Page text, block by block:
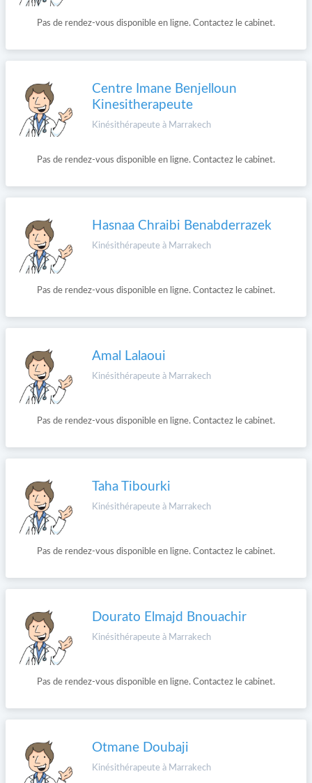
Pas de rendez-vous disponible en ligne. Contactez le cabinet.
Centre Imane Benjelloun
Kinesitherapeute
Kinésithérapeute à Marrakech
Pas de rendez-vous disponible en ligne. Contactez le cabinet.
Hasnaa Chraibi Benabderrazek
Kinésithérapeute à Marrakech
Pas de rendez-vous disponible en ligne. Contactez le cabinet.
Amal Lalaoui
Kinésithérapeute à Marrakech
Pas de rendez-vous disponible en ligne. Contactez le cabinet.
Taha Tibourki
Kinésithérapeute à Marrakech
Pas de rendez-vous disponible en ligne. Contactez le cabinet.
Dourato Elmajd Bnouachir
Kinésithérapeute à Marrakech
Pas de rendez-vous disponible en ligne. Contactez le cabinet.
Otmane Doubaji
Kinésithérapeute à Marrakech